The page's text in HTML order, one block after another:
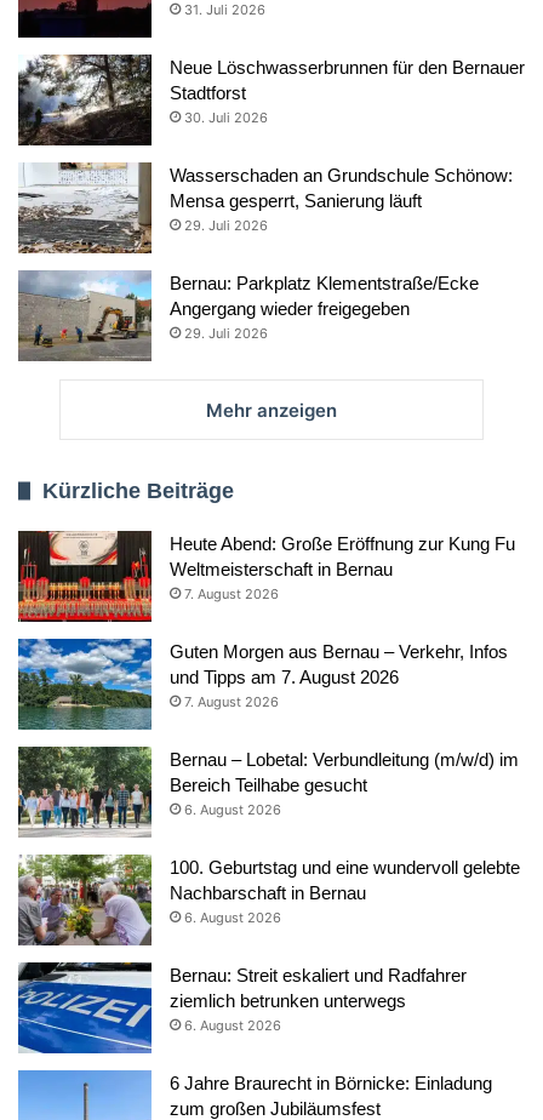
31. Juli 2026
Neue Löschwasserbrunnen für den Bernauer
Stadtforst
30. Juli 2026
Wasserschaden an Grundschule Schönow:
Mensa gesperrt, Sanierung läuft
29. Juli 2026
Bernau: Parkplatz Klementstraße/Ecke
Angergang wieder freigegeben
29. Juli 2026
Mehr anzeigen
Kürzliche Beiträge
Heute Abend: Große Eröffnung zur Kung Fu
Weltmeisterschaft in Bernau
7. August 2026
Guten Morgen aus Bernau – Verkehr, Infos
und Tipps am 7. August 2026
7. August 2026
Bernau – Lobetal: Verbundleitung (m/w/d) im
Bereich Teilhabe gesucht
6. August 2026
100. Geburtstag und eine wundervoll gelebte
Nachbarschaft in Bernau
6. August 2026
Bernau: Streit eskaliert und Radfahrer
ziemlich betrunken unterwegs
6. August 2026
6 Jahre Braurecht in Börnicke: Einladung
zum großen Jubiläumsfest